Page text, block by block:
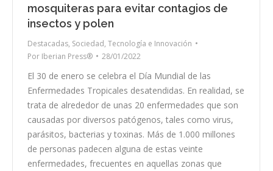
mosquiteras para evitar contagios de
insectos y polen
Destacadas, Sociedad, Tecnología e Innovación
Por Iberian Press® 28/01/2022
El 30 de enero se celebra el Día Mundial de las
Enfermedades Tropicales desatendidas. En realidad, se
trata de alrededor de unas 20 enfermedades que son
causadas por diversos patógenos, tales como virus,
parásitos, bacterias y toxinas. Más de 1.000 millones
de personas padecen alguna de estas veinte
enfermedades, frecuentes en aquellas zonas que